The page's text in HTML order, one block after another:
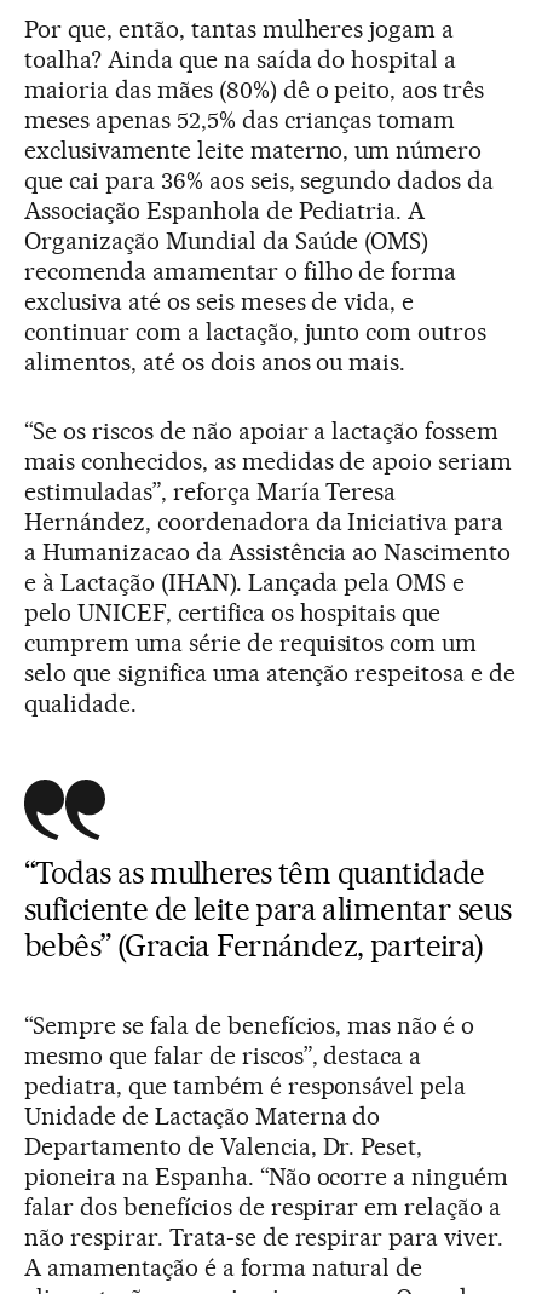
Por que, então, tantas mulheres jogam a
toalha? Ainda que na saída do hospital a
maioria das mães (80%) dê o peito, aos três
meses apenas 52,5% das crianças tomam
exclusivamente leite materno, um número
que cai para 36% aos seis, segundo dados da
Associação Espanhola de Pediatria. A
Organização Mundial da Saúde (OMS)
recomenda amamentar o filho de forma
exclusiva até os seis meses de vida, e
continuar com a lactação, junto com outros
alimentos, até os dois anos ou mais.
“Se os riscos de não apoiar a lactação fossem
mais conhecidos, as medidas de apoio seriam
estimuladas”, reforça María Teresa
Hernández, coordenadora da Iniciativa para
a Humanizacao da Assistência ao Nascimento
e à Lactação (IHAN). Lançada pela OMS e
pelo UNICEF, certifica os hospitais que
cumprem uma série de requisitos com um
selo que significa uma atenção respeitosa e de
qualidade.
“Todas as mulheres têm quantidade
suficiente de leite para alimentar seus
bebês” (Gracia Fernández, parteira)
“Sempre se fala de benefícios, mas não é o
mesmo que falar de riscos”, destaca a
pediatra, que também é responsável pela
Unidade de Lactação Materna do
Departamento de Valencia, Dr. Peset,
pioneira na Espanha. “Não ocorre a ninguém
falar dos benefícios de respirar em relação a
não respirar. Trata-se de respirar para viver.
A amamentação é a forma natural de